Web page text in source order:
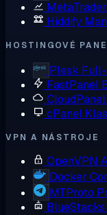
Hiddify
HOSTINGOVÉ
Plesk
FastPanel
CloudPanel
cPanel
VPN A NÁSTROJE
OpenVPN
Docker
MTProto
BlueStacks